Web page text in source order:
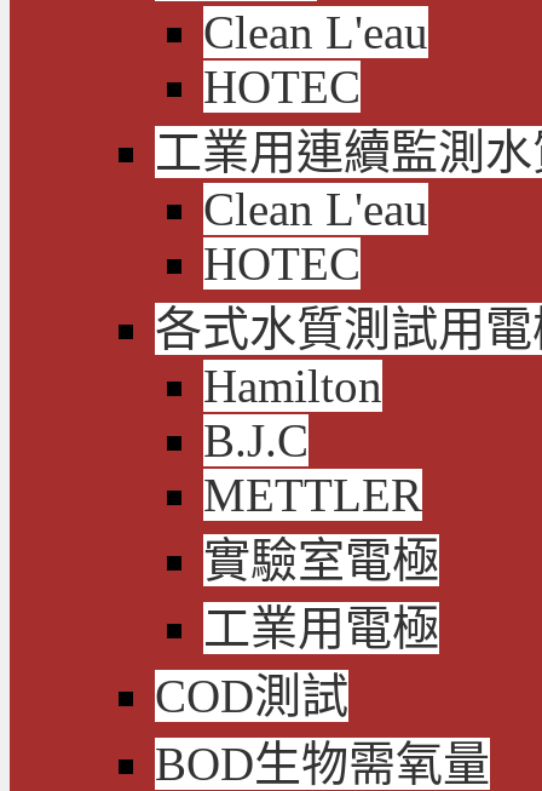
Clean L'eau
HOTEC
工業用連續監測
Clean L'eau
HOTEC
各式水質測試用
Hamilton
B.J.C
METTLER
實驗室電極
工業用電極
COD測試
BOD生物需氧量